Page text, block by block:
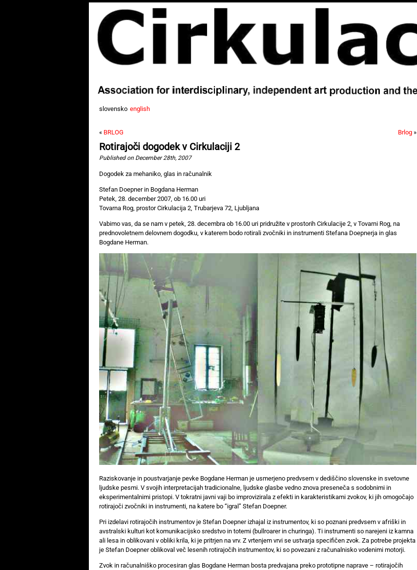
slovensko english
« BRLOG Brlog»
Rotirajoči dogodek v Cirkulaciji 2
Published on December 28th, 2007
Dogodek za mehaniko, glas in računalnik
Stefan Doepner in Bogdana Herman
Petek, 28. december 2007, ob 16.00 uri
Tovarna Rog, prostor Cirkulacija 2, Trubarjeva 72, Ljubljana
Vabimo vas, da se nam v petek, 28. decembra ob 16.00 uri pridružite v prostorih Cirkulacije 2, v Tovarni Rog, na
prednovoletnem delovnem dogodku, v katerem bodo rotirali zvočniki in instrumenti Stefana Doepnerja in glas
Bogdane Herman.
Raziskovanje in poustvarjanje pevke Bogdane Herman je usmerjeno predvsem v dediščino slovenske in svetovne
ljudske pesmi. V svojih interpretacijah tradicionalne, ljudske glasbe vedno znova preseneča s sodobnimi in
eksperimentalnimi pristopi. V tokratni javni vaji bo improvizirala z efekti in karakteristikami zvokov, ki jih omogočajo
rotirajoči zvočniki in instrumenti, na katere bo “igral” Stefan Doepner.
Pri izdelavi rotirajočih instrumentov je Stefan Doepner izhajal iz instrumentov, ki so poznani predvsem v afriški in
avstralski kulturi kot komunikacijsko sredstvo in totemi (bullroarer in churinga). Ti instrumenti so narejeni iz kamna
ali lesa in oblikovani v obliki krila, ki je pritrjen na vrv. Z vrtenjem vrvi se ustvarja specifičen zvok. Za potrebe projekta
je Stefan Doepner oblikoval več lesenih rotirajočih instrumentov, ki so povezani z računalnisko vodenimi motorji.
Zvok in računalniško procesiran glas Bogdane Herman bosta predvajana preko prototipne naprave – rotirajočih